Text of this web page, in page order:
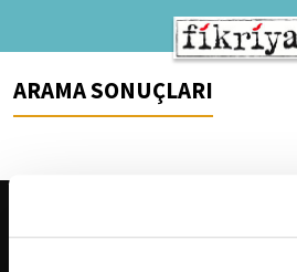
ARAMA SONUÇLARI